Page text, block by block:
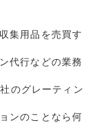
集用品を売買す
代行などの業務
のグレーティン
ンのことなら何